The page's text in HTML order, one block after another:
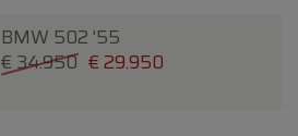
BMW 502 '55
€ 34.950 € 29.950